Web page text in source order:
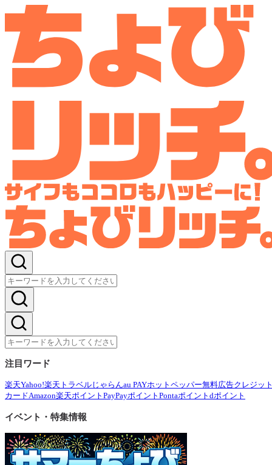
注目ワード
楽天Yahoo!楽天トラベル じゃらんau PAYホットペッパー無料広告クレジッ
カードAmazon楽天ポイント PayPayポイント Pontaポイント dポイント
イベント・特集情報